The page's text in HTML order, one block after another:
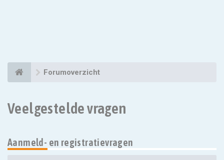
Forumoverzicht
Veelgestelde vragen
Aanmeld- en registratievragen